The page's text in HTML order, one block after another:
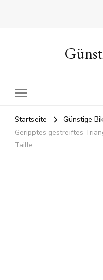
Startseite Günstige
Geripptes gestreiftes
Taille